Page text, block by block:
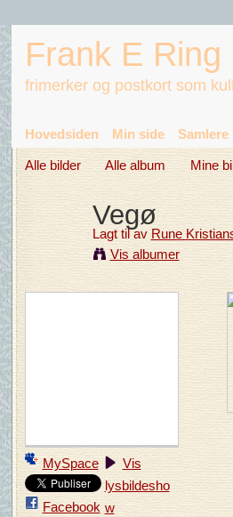
Frank E Ring
frimerker og postkort som
Hovedsiden Min side Samlere
Alle bilder Alle album Mine
Vegø
Lagt til av Rune
Vis albumer
MySpace
Facebook
Vis
lysbildesho
w